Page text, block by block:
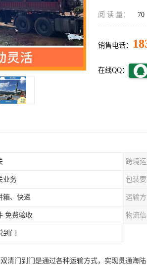
阅 读 量： 70
销售电话：
在线QQ：
跨境
业务 包装
箱、快递 运输
免费验收 物流
门
清门到门是通过各种运输方式，实现贯通海